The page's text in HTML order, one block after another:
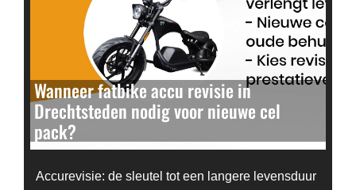
Wanneer fatbike accu revisie in
Drechtsteden nodig voor nieuwe cel
pack?
Accurevisie: de sleutel tot een langere levensduur